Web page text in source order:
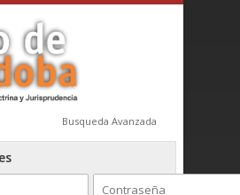
Busqueda Avanzada